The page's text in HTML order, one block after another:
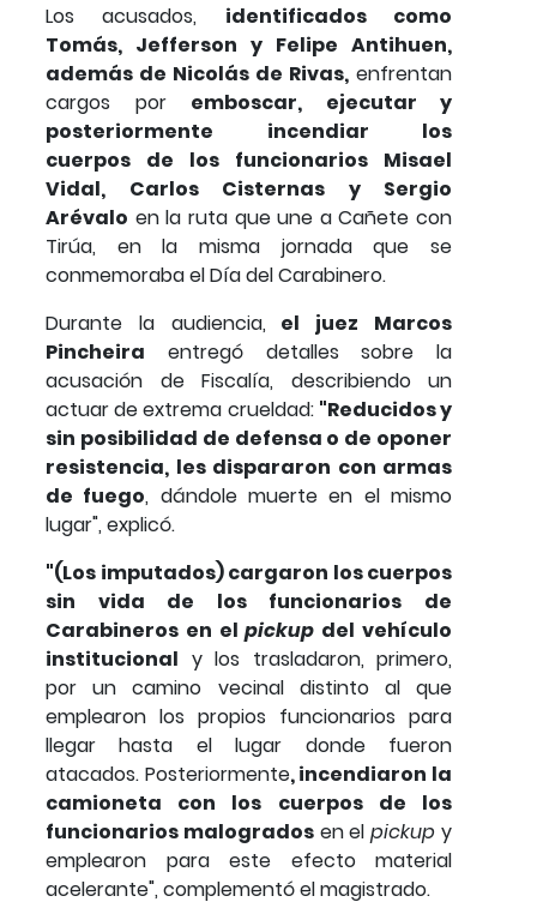
Los acusados, identificados como
Tomás, Jefferson y Felipe Antihuen,
además de Nicolás de Rivas, enfrentan
cargos por emboscar, ejecutar y
posteriormente incendiar los
cuerpos de los funcionarios Misael
Vidal, Carlos Cisternas y Sergio
Arévalo en la ruta que une a Cañete con
Tirúa, en la misma jornada que se
conmemoraba el Día del Carabinero.
Durante la audiencia, el juez Marcos
Pincheira entregó detalles sobre la
acusación de Fiscalía, describiendo un
actuar de extrema crueldad: "Reducidos y
sin posibilidad de defensa o de oponer
resistencia, les dispararon con armas
de fuego, dándole muerte en el mismo
lugar", explicó.
"(Los imputados) cargaron los cuerpos
sin vida de los funcionarios de
Carabineros en elpickup del vehículo
institucional y los trasladaron, primero,
por un camino vecinal distinto al que
emplearon los propios funcionarios para
llegar hasta el lugar donde fueron
atacados. Posteriormente, incendiaron la
camioneta con los cuerpos de los
funcionarios malogradosen elpickup y
emplearon para este efecto material
acelerante", complementó el magistrado.